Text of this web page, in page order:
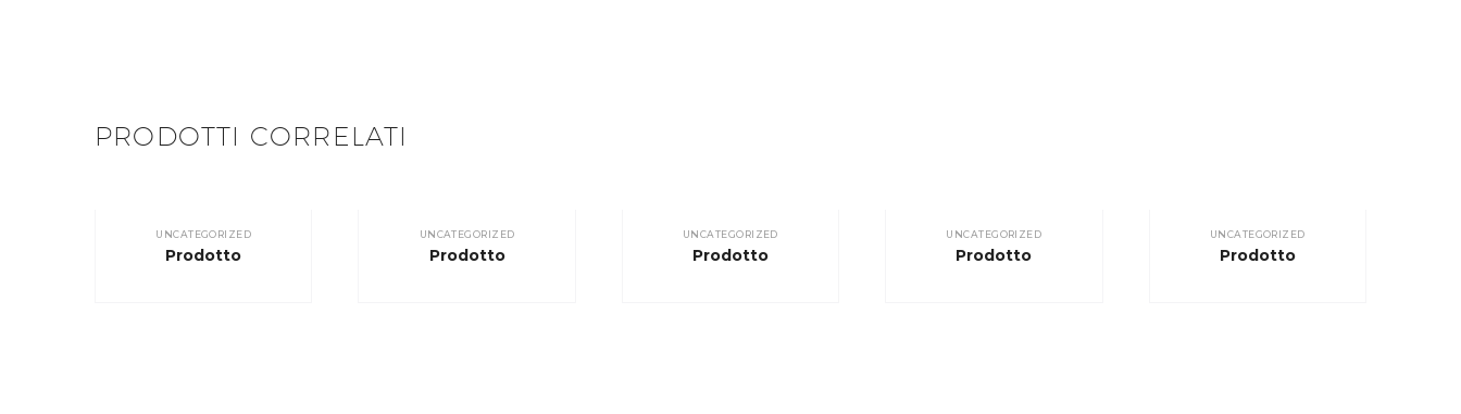
PRODOTTI CORRELATI
UNCATEGORIZED
Prodotto
UNCATEGORIZED
Prodotto
UNCATEGORIZED
Prodotto
UNCATEGORIZED
Prodotto
UNCATEGORIZED
Prodotto